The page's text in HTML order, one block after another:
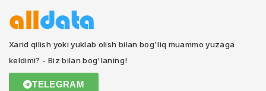
Xarid qilish yoki yuklab olish bilan bog'liq muammo yuzaga
keldimi? - Biz bilan bog'laning!
TELEGRAM